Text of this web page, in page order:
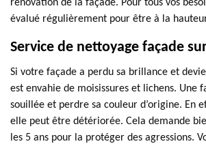
rénovation de la façade. Pour tous vos
évalué régulièrement pour être à la
Service de nettoyage façade
Si votre façade a perdu sa brillance et
est envahie de moisissures et lichens. Une
souillée et perdre sa couleur d’origine. En
elle peut être détériorée. Cela demande
les 5 ans pour la protéger des agressions.